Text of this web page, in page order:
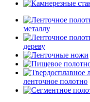
металлу
дереву
ленточное полотно